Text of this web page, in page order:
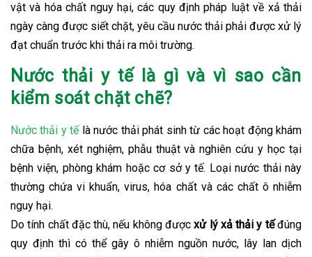
vật và hóa chất nguy hại, các quy định pháp luật về xả thải
ngày càng được siết chặt, yêu cầu nước thải phải được xử lý
đạt chuẩn trước khi thải ra môi trường.
Nước thải y tế là gì và vì sao cần
kiểm soát chặt chẽ?
Nước thải y tếlà nước thải phát sinh từ các hoạt động khám
chữa bệnh, xét nghiệm, phẫu thuật và nghiên cứu y học tại
bệnh viện, phòng khám hoặc cơ sở y tế. Loại nước thải này
thường chứa vi khuẩn, virus, hóa chất và các chất ô nhiễm
nguy hại.
Do tính chất đặc thù, nếu không đượcxử lý xả thải y tếđúng
quy định thì có thể gây ô nhiễm nguồn nước, lây lan dịch